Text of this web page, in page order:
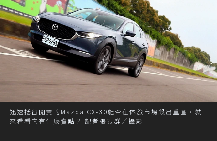
迅速抵台開賣的Mazda CX-30能否在休旅市場殺出重圍，就
來看看它有什麼賣點？ 記者張振群／攝影